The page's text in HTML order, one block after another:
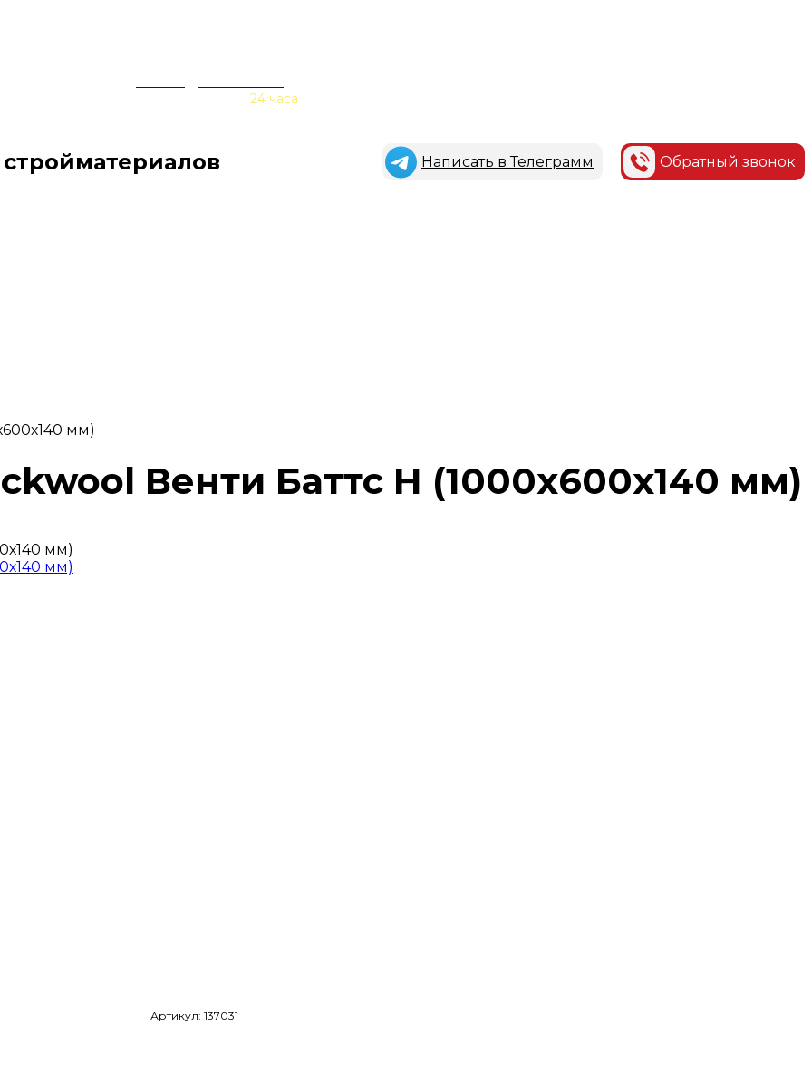
24 часа
Написать в Телеграмм Обратный звонок
мм)
Венти Баттс Н (1000х600х140 мм)
Артикул: 137031